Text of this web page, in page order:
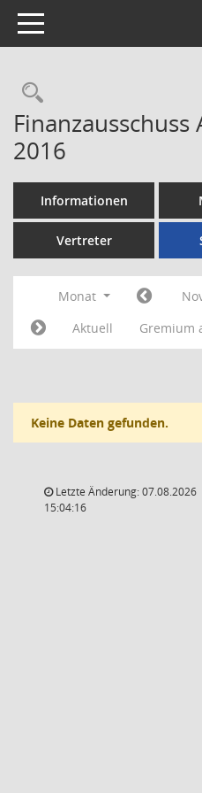
Toggle navigation
2016
Informationen
Vertreter
Monat
Aktuell
Gremium
Keine Daten gefunden.
Letzte Änderung: 07.08.2026
15:04:16